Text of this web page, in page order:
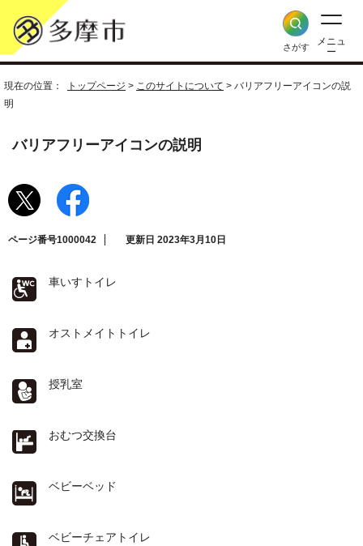
さがす
メニュ
ー
現在の位置： トップページ > このサイトについて > バリアフリーアイコンの説
明
バリアフリーアイコンの説明
ページ番号1000042 更新日 2023年3月10日
車いすトイレ
オストメイトトイレ
授乳室
おむつ交換台
ベビーベッド
ベビーチェアトイレ